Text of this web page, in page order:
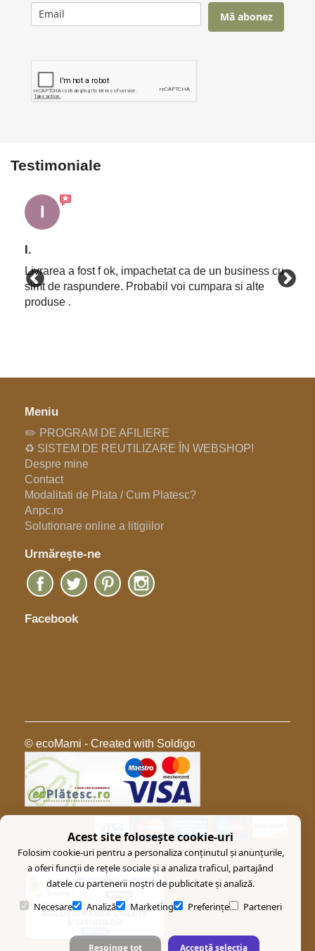
Mă abonez
Testimoniale
I
I.
Livrarea a fost f ok, impachetat ca de un business cu
simt de raspundere. Probabil voi cumpara si alte
produse .
Meniu
✏️ PROGRAM DE AFILIERE
♻️ SISTEM DE REUTILIZARE ÎN WEBSHOP!
Despre mine
Contact
Modalitati de Plata / Cum Platesc?
Anpc.ro
Solutionare online a litigiilor
Urmăreşte-ne
Facebook
© ecoMami - Created with Soldigo
Acest site folosește cookie-uri
Folosim cookie-uri pentru a personaliza conținutul și anunțurile,
a oferi funcții de rețele sociale și a analiza traficul, partajând
datele cu partenerii noștri de publicitate și analiză.
Necesare
Analiză Marketing Preferințe Parteneri
Respinge tot Acceptă selecția